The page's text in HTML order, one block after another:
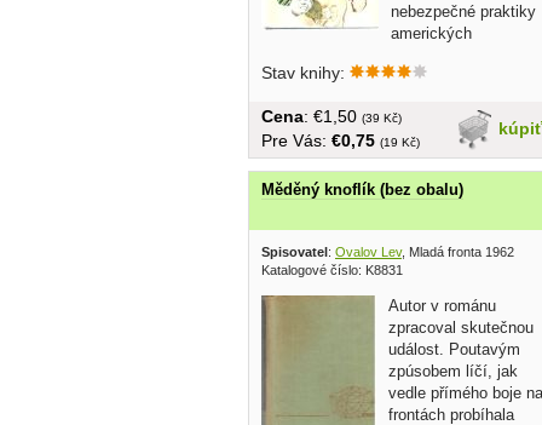
nebezpečné praktiky
amerických
Stav knihy:
kúpiť
Cena: €1,50 (39 Kč)
Pre Vás: €0,75 (19 Kč)
Měděný knoflík (bez obalu)
Spisovatel: Ovalov Lev, Mladá fronta 1962
Katalogové číslo: K8831
Autor v románu
zpracoval skutečnou
událost. Poutavým
zpúsobem líčí, jak
vedle přímého boje na
frontách probíhala